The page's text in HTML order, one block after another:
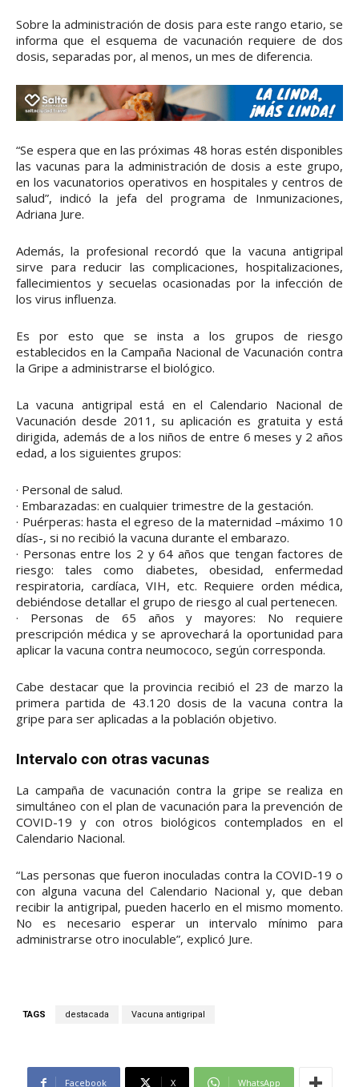
Sobre la administración de dosis para este rango etario, se
informa que el esquema de vacunación requiere de dos
dosis, separadas por, al menos, un mes de diferencia.
“Se espera que en las próximas 48 horas estén disponibles
las vacunas para la administración de dosis a este grupo,
en los vacunatorios operativos en hospitales y centros de
salud”, indicó la jefa del programa de Inmunizaciones,
Adriana Jure.
Además, la profesional recordó que la vacuna antigripal
sirve para reducir las complicaciones, hospitalizaciones,
fallecimientos y secuelas ocasionadas por la infección de
los virus influenza.
Es por esto que se insta a los grupos de riesgo
establecidos en la Campaña Nacional de Vacunación contra
la Gripe a administrarse el biológico.
La vacuna antigripal está en el Calendario Nacional de
Vacunación desde 2011, su aplicación es gratuita y está
dirigida, además de a los niños de entre 6 meses y 2 años
edad, a los siguientes grupos:
· Personal de salud.
· Embarazadas: en cualquier trimestre de la gestación.
· Puérperas: hasta el egreso de la maternidad –máximo 10
días-, si no recibió la vacuna durante el embarazo.
· Personas entre los 2 y 64 años que tengan factores de
riesgo: tales como diabetes, obesidad, enfermedad
respiratoria, cardíaca, VIH, etc. Requiere orden médica,
debiéndose detallar el grupo de riesgo al cual pertenecen.
· Personas de 65 años y mayores: No requiere
prescripción médica y se aprovechará la oportunidad para
aplicar la vacuna contra neumococo, según corresponda.
Cabe destacar que la provincia recibió el 23 de marzo la
primera partida de 43.120 dosis de la vacuna contra la
gripe para ser aplicadas a la población objetivo.
Intervalo con otras vacunas
La campaña de vacunación contra la gripe se realiza en
simultáneo con el plan de vacunación para la prevención de
COVID-19 y con otros biológicos contemplados en el
Calendario Nacional.
“Las personas que fueron inoculadas contra la COVID-19 o
con alguna vacuna del Calendario Nacional y, que deban
recibir la antigripal, pueden hacerlo en el mismo momento.
No es necesario esperar un intervalo mínimo para
administrarse otro inoculable”, explicó Jure.
TAGS destacada Vacuna antigripal
Facebook X WhatsApp